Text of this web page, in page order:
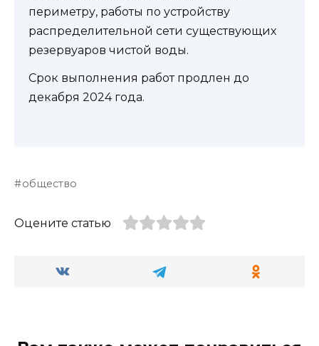
периметру, работы по устройству
распределительной сети существующих
резервуаров чистой воды.
Срок выполнения работ продлен до
декабря 2024 года.
общество
Оцените статью